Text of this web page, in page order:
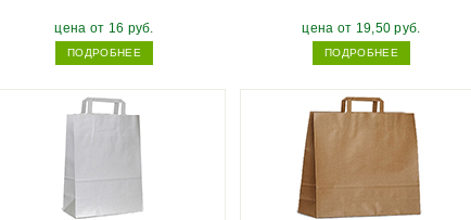
цена от 16 руб.
ПОДРОБНЕЕ
цена от 19,50 руб.
ПОДРОБНЕЕ